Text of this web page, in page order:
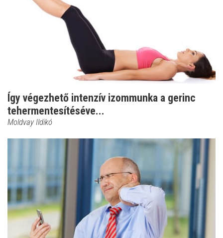
Így végezhető intenzív izommunka a gerinc
tehermentesítéséve...
Moldvay Ildikó